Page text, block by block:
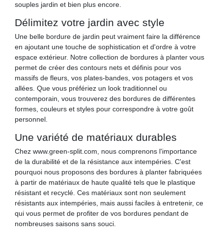
souples jardin et bien plus encore.
Délimitez votre jardin avec style
Une belle bordure de jardin peut vraiment faire la différence
en ajoutant une touche de sophistication et d'ordre à votre
espace extérieur. Notre collection de bordures à planter vous
permet de créer des contours nets et définis pour vos
massifs de fleurs, vos plates-bandes, vos potagers et vos
allées. Que vous préfériez un look traditionnel ou
contemporain, vous trouverez des bordures de différentes
formes, couleurs et styles pour correspondre à votre goût
personnel.
Une variété de matériaux durables
Chez www.green-split.com, nous comprenons l'importance
de la durabilité et de la résistance aux intempéries. C'est
pourquoi nous proposons des bordures à planter fabriquées
à partir de matériaux de haute qualité tels que le plastique
résistant et recyclé. Ces matériaux sont non seulement
résistants aux intempéries, mais aussi faciles à entretenir, ce
qui vous permet de profiter de vos bordures pendant de
nombreuses saisons sans souci.